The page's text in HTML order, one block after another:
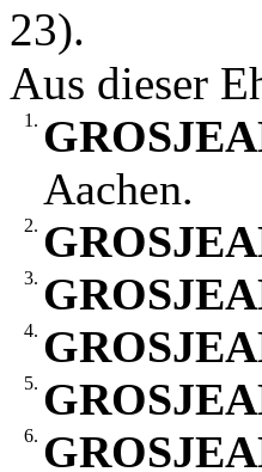
23).
Aus dieser
1.
Aachen.
2.
3.
4.
5.
6.